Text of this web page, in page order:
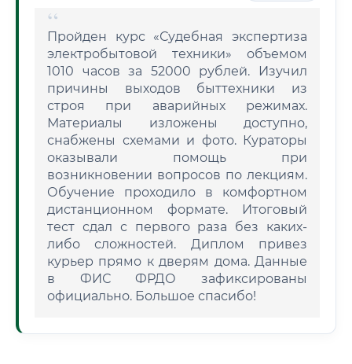
Пройден курс «Судебная экспертиза
электробытовой техники» объемом
1010 часов за 52000 рублей. Изучил
причины выходов быттехники из
строя при аварийных режимах.
Материалы изложены доступно,
снабжены схемами и фото. Кураторы
оказывали помощь при
возникновении вопросов по лекциям.
Обучение проходило в комфортном
дистанционном формате. Итоговый
тест сдал с первого раза без каких-
либо сложностей. Диплом привез
курьер прямо к дверям дома. Данные
в ФИС ФРДО зафиксированы
официально. Большое спасибо!